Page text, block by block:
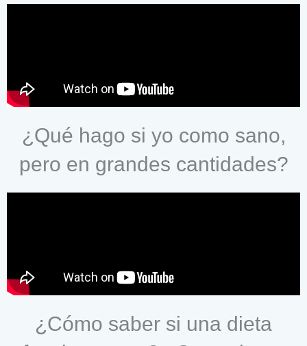
¿Qué hago si yo como sano,
pero en grandes cantidades?
¿Cómo saber si una dieta